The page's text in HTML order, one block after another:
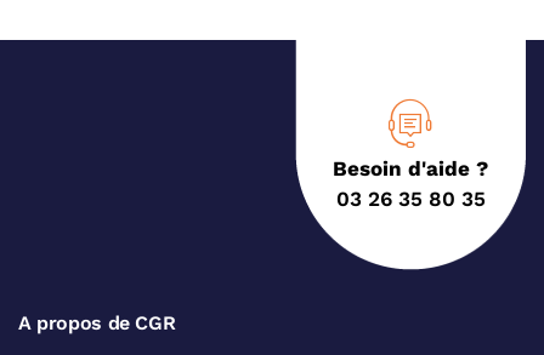
Besoin d'aide ?
03 26 35 80 35
A propos de CGR